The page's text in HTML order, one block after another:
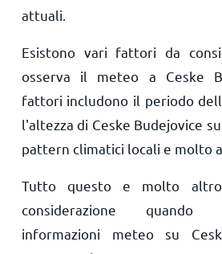
attuali.
Esistono vari fattori da
osserva il meteo a Ceske
fattori includono il periodo
l'altezza di Ceske Budejovice
pattern climatici locali e molto
Tutto questo e molto
considerazione quando
informazioni meteo su